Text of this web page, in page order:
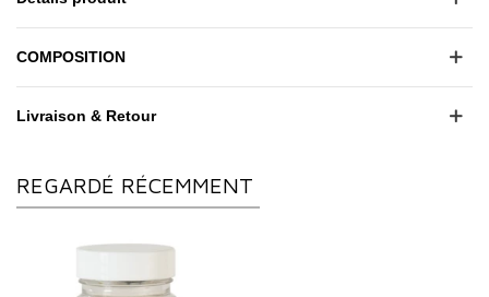
COMPOSITION
Livraison & Retour
REGARDÉ RÉCEMMENT